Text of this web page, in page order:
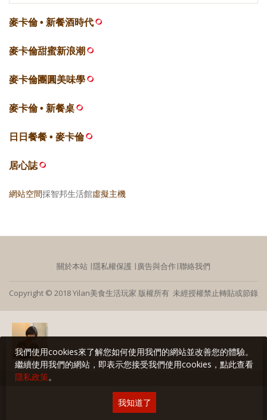
麥卡倫 • 新餐酒時代
麥卡倫甜蜜新浪潮
麥卡倫團圓美味學
麥卡倫 • 新餐桌
日日餐餐 • 麥卡倫
居心誌
網站空間採智邦生活館虛擬主機
關於本站 ∣隱私權保護 ∣ 廣告與合作∣聯絡我們
Copyright © 2018 Yilan美食生活玩家 版權所有 未經授權禁止轉貼或節錄
我們使用cookies來了解您如何使用我們的網站並改善您的體驗。
繼續使用我們的網站，即表示您接受我們使用cookies，點此查看
隱私政策。
我知道了